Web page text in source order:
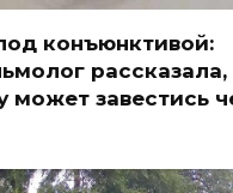
конъюнктивой:
может завестись